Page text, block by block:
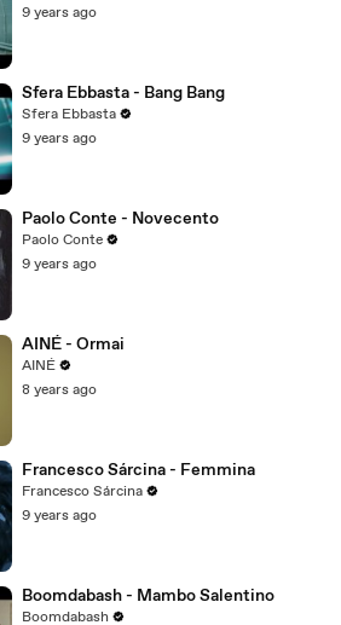
9 years ago
Sfera Ebbasta - Bang Bang
Sfera Ebbasta
9 years ago
Paolo Conte - Novecento
Paolo Conte
9 years ago
AINÉ - Ormai
AINÉ
8 years ago
Francesco Sárcina - Femmina
Francesco Sárcina
9 years ago
Boomdabash - Mambo Salentino
Boomdabash